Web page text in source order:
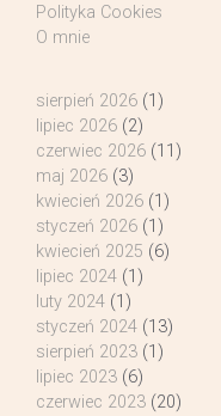
Polityka Cookies
O mnie
sierpień 2026 (1)
lipiec 2026 (2)
czerwiec 2026 (11)
maj 2026 (3)
kwiecień 2026 (1)
styczeń 2026 (1)
kwiecień 2025 (6)
lipiec 2024 (1)
luty 2024 (1)
styczeń 2024 (13)
sierpień 2023 (1)
lipiec 2023 (6)
czerwiec 2023 (20)